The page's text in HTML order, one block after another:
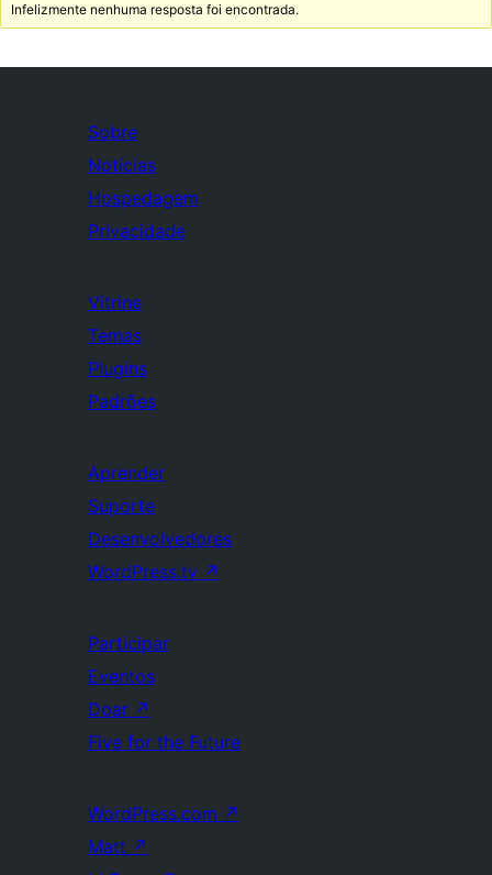
Infelizmente nenhuma resposta foi encontrada.
Sobre
Notícias
Hospedagem
Privacidade
Vitrine
Temas
Plugins
Padrões
Aprender
Suporte
Desenvolvedores
WordPress.tv ↗
Participar
Eventos
Doar ↗
Five for the Future
WordPress.com ↗
Matt ↗